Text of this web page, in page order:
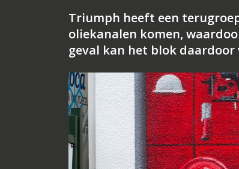
Triumph heeft een
oliekanalen komen,
geval kan het blok daardoor